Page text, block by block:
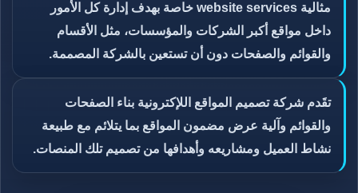
مثالية website services خاصة بهدف إدارة كل الأمور
داخل مواقع أكبر الشركات والمؤسسات، مثل الأقسام
والقوائم والصفحات دون أن تستعين بالشركة المصممة.
تقَدم شركة تصميم المواقع اللإكترونية بناء الصفحات
والقوائم وآلية عرض مضمون المواقع بما يتلائم مع طبيعة
نشاط العميل ومشاريعه وأهدافها من تصميم تلك المنصات.